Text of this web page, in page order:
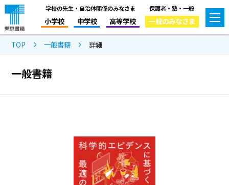
学校の先生・自治体関係のみなさま
小学校 中学校 高等学校
保護者・塾・一般
一般のみなさま
TOP 一般書籍 詳細
一般書籍